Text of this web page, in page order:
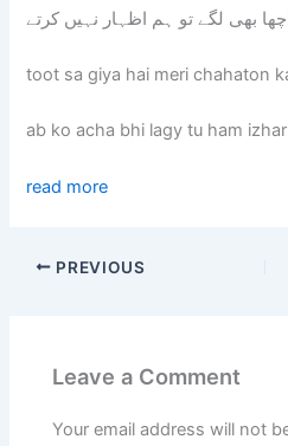
بھی لگے تو ہم اظہار نہیں کرتے
toot sa giya hai meri chahaton
ab ko acha bhi lagy tu ham
read more
PREVIOUS
Leave a Comment
Your email address will not